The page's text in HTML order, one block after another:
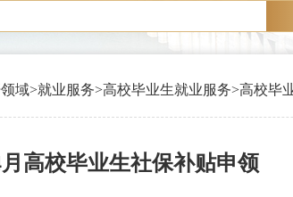
域>就业服务>高校毕业生就业服务>高校毕
月高校毕业生社保补贴申领